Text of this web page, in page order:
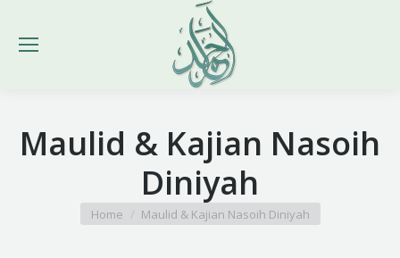
Maulid & Kajian Nasoih
Diniyah
You are here:
Home Maulid & Kajian Nasoih Diniyah